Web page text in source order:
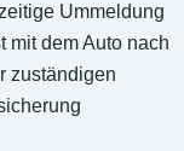
Ummeldung
mit dem Auto nach
zuständigen